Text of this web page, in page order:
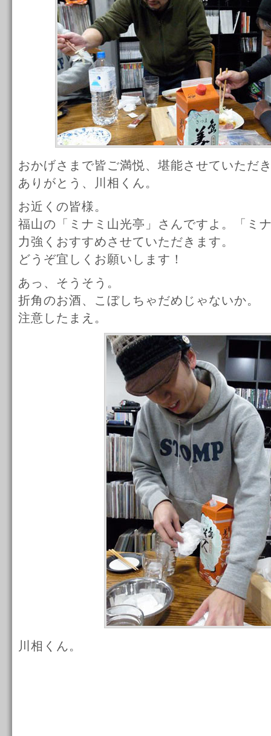
おかげさまで皆ご満悦、堪能させていただ
ありがとう、川相くん。
お近くの皆様。
福山の「ミナミ山光亭」さんですよ。「ミ
力強くおすすめさせていただきます。
どうぞ宜しくお願いします！
あっ、そうそう。
折角のお酒、こぼしちゃだめじゃないか。
注意したまえ。
川相くん。